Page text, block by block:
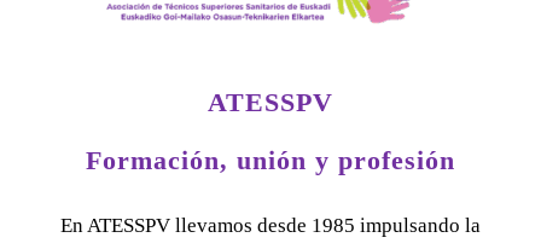
ATESSPV
Formación, unión y profesión
En ATESSPV llevamos desde 1985 impulsando la